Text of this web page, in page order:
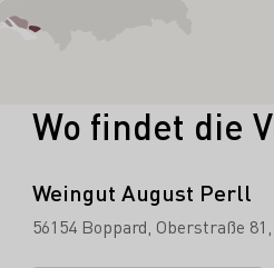
Wo findet die
Weingut August Perll
56154 Boppard Oberstraße 81